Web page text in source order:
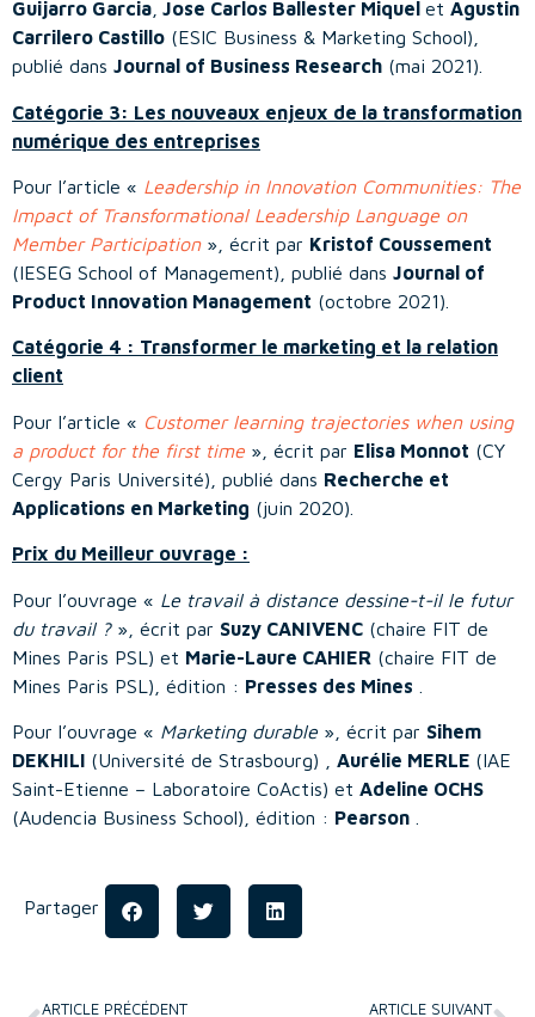
Guijarro Garcia Jose Carlos Ballester Miquel et Agustin
Carrilero Castillo (ESIC Business & Marketing School),
publié dans Journal of Business Research (mai 2021).
Catégorie 3: Les nouveaux enjeux de la transformation
numérique des entreprises
Pour l’article « Leadership in Innovation Communities: The
Impact of Transformational Leadership Language on
Member Participation», écrit par Kristof Coussement
(IESEG School of Management), publié dans Journal of
Product Innovation Management (octobre 2021).
Catégorie 4 : Transformer le marketing et la relation
client
Pour l’article « Customer learning trajectories when using
a product for the first time », écrit par Elisa Monnot (CY
Cergy Paris Université), publié dans Recherche et
Applications en Marketing (juin 2020).
Prix du Meilleur ouvrage :
Pour l’ouvrage « Le travail à distance dessine-t-il le futur
du travail ?», écrit par Suzy CANIVENC (chaire FIT de
Mines Paris PSL) et Marie-Laure CAHIER (chaire FIT de
Mines Paris PSL), édition : Presses des Mines
Pour l’ouvrage « Marketing durable », écrit par Sihem
DEKHILI (Université de Strasbourg) , Aurélie MERLE (IAE
Saint-Etienne – Laboratoire CoActis) et Adeline OCHS
(Audencia Business School), édition : Pearson
Partager
ARTICLE PRÉCÉDENT ARTICLE SUIVANT